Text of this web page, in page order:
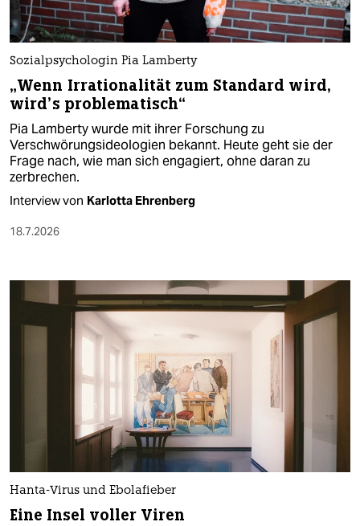
Sozialpsychologin Pia Lamberty
„Wenn Irrationalität zum Standard wird,
wird’s problematisch“
Pia Lamberty wurde mit ihrer Forschung zu
Verschwörungsideologien bekannt. Heute geht sie der
Frage nach, wie man sich engagiert, ohne daran zu
zerbrechen.
Interview von Karlotta Ehrenberg
18.7.2026
Hanta-Virus und Ebolafieber
Eine Insel voller Viren